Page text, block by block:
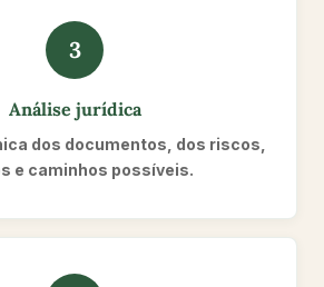
3
Análise jurídica
dos documentos, dos riscos,
e caminhos possíveis.